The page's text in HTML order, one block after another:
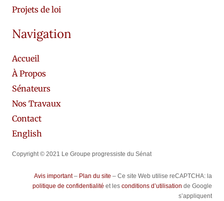
Projets de loi
Navigation
Accueil
À Propos
Sénateurs
Nos Travaux
Contact
English
Copyright © 2021 Le Groupe progressiste du Sénat
Avis important– Plan du site – Ce site Web utilise reCAPTCHA: la
politique de confidentialité et les conditions d’utilisation de Google
s’appliquent